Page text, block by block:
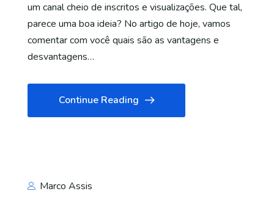
um canal cheio de inscritos e visualizações. Que tal,
parece uma boa ideia? No artigo de hoje, vamos
comentar com você quais são as vantagens e
desvantagens…
Continue Reading
Marco Assis